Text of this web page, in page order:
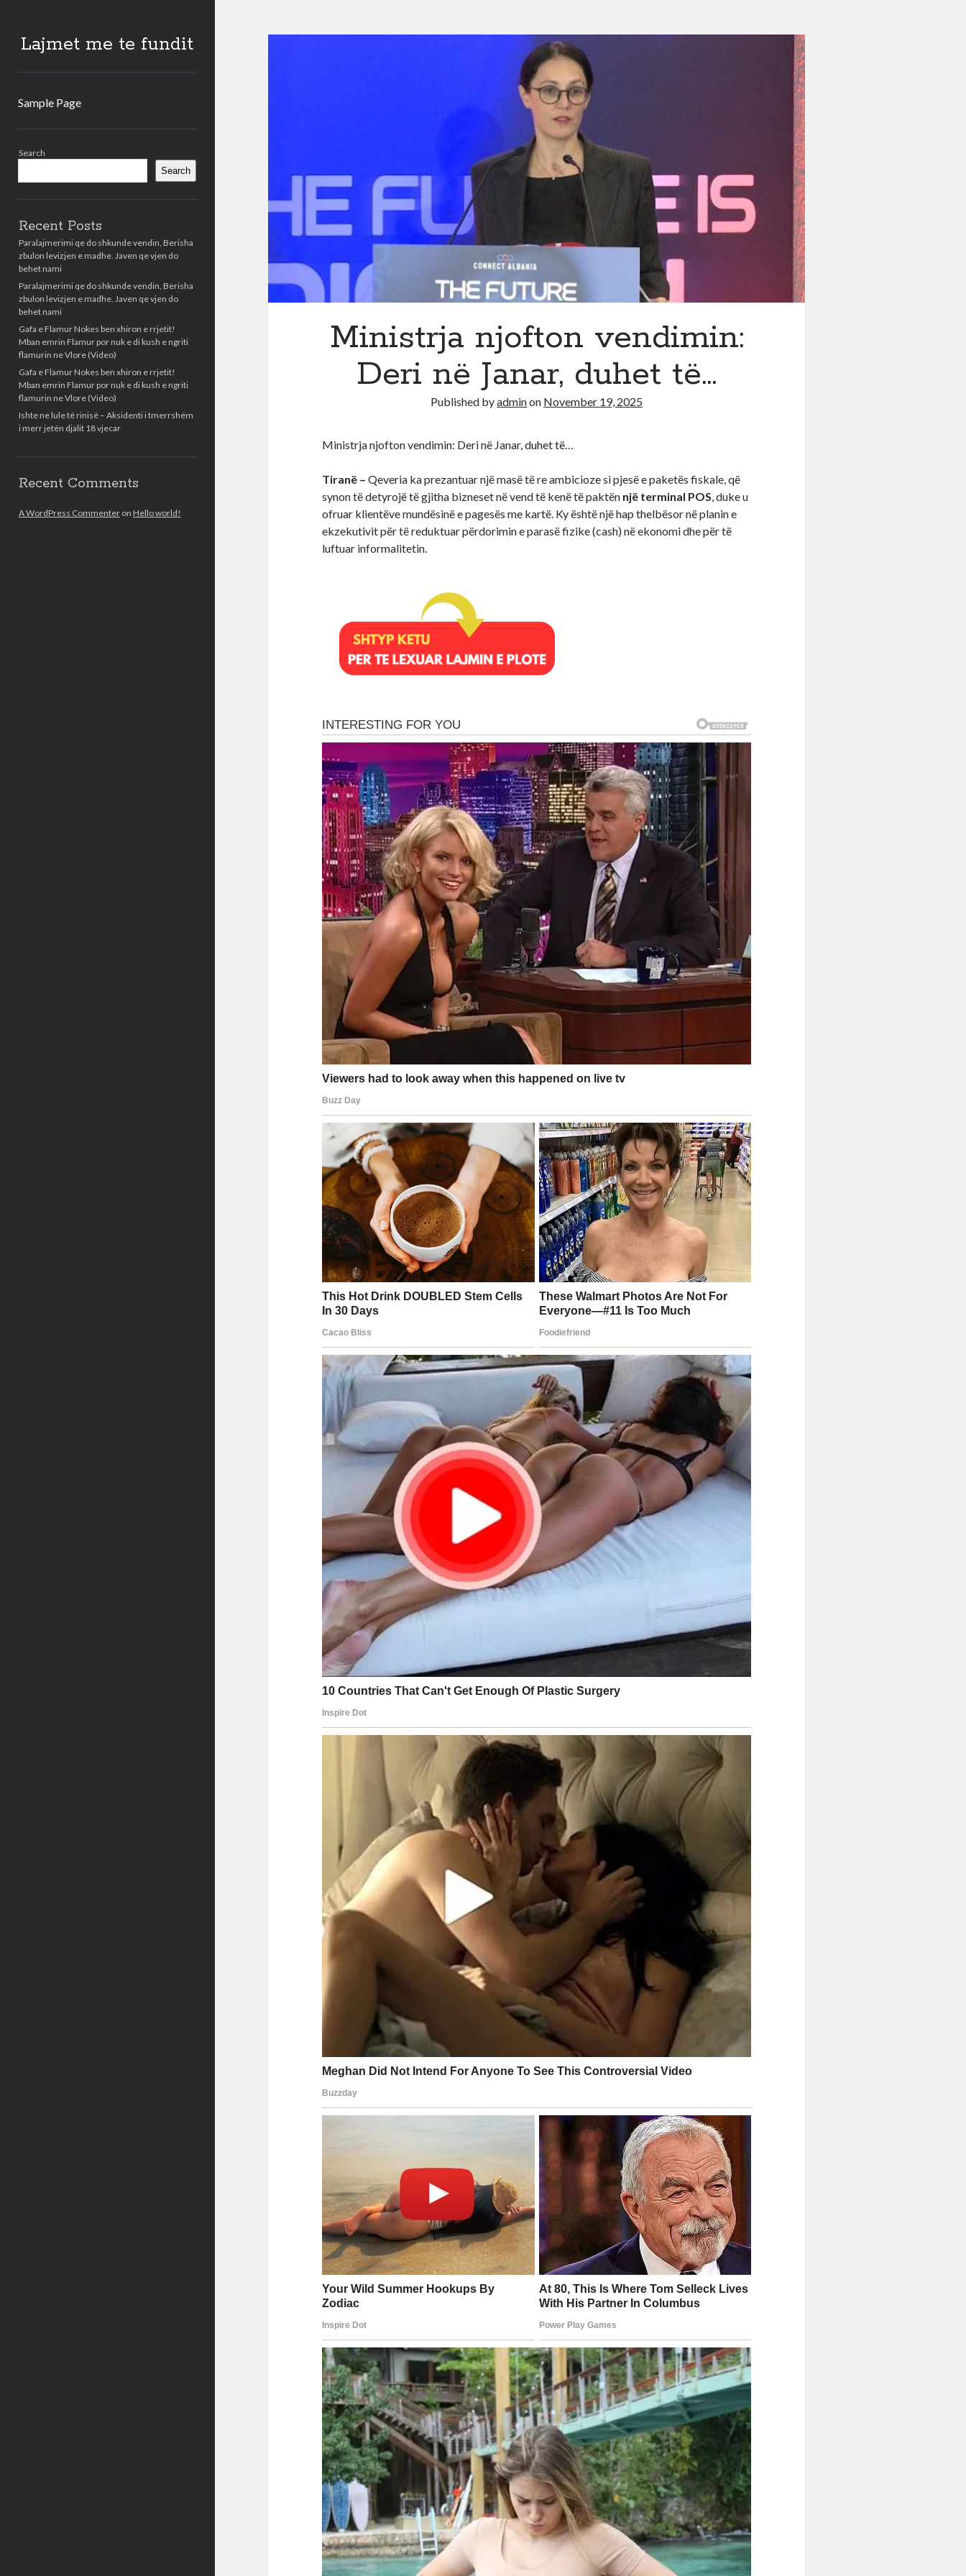
Lajmet me te fundit
Sample Page
Search
Search
Recent Posts
Paralajmerimi qe do shkunde vendin, Berisha
zbulon levizjen e madhe. Javen qe vjen do
behet nami
Paralajmerimi qe do shkunde vendin, Berisha
zbulon levizjen e madhe. Javen qe vjen do
behet nami
Gafa e Flamur Nokes ben xhiron e rrjetit!
Mban emrin Flamur por nuk e di kush e ngriti
flamurin ne Vlore (Video)
Gafa e Flamur Nokes ben xhiron e rrjetit!
Mban emrin Flamur por nuk e di kush e ngriti
flamurin ne Vlore (Video)
Ishte ne lule të rinisë – Aksidenti i tmerrshëm
i merr jetën djalit 18 vjecar
Recent Comments
A WordPress Commenteron Hello world!
Ministrja njofton vendimin:
Deri në Janar, duhet të…
Published byadminon November 19, 2025
Ministrja njofton vendimin: Deri në Janar, duhet të…
Tiranë – Qeveria ka prezantuar një masë të re ambicioze si pjesë e paketës fiskale, që
synon të detyrojë të gjitha bizneset në vend të kenë të paktën një terminal POS, duke u
ofruar klientëve mundësinë e pagesës me kartë. Ky është një hap thelbësor në planin e
ekzekutivit për të reduktuar përdorimin e parasë fizike (cash) në ekonomi dhe për të
luftuar informalitetin.